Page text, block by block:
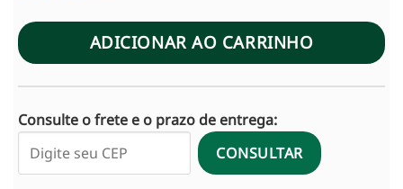
ADICIONAR AO CARRINHO
Consulte o frete e o prazo de entrega:
CONSULTAR